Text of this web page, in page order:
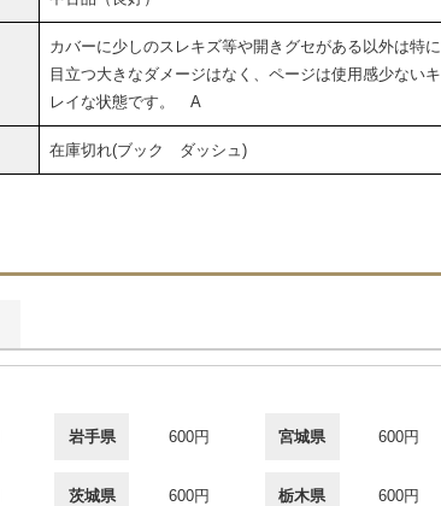
カバーに少しのスレキズ等や開きグセがある以外は特に
目立つ大きなダメージはなく、ページは使用感少ないキ
レイな状態です。 A
在庫切れ(ブック ダッシュ)
岩手県 600円 宮城県 600円
茨城県 600円 栃木県 600円